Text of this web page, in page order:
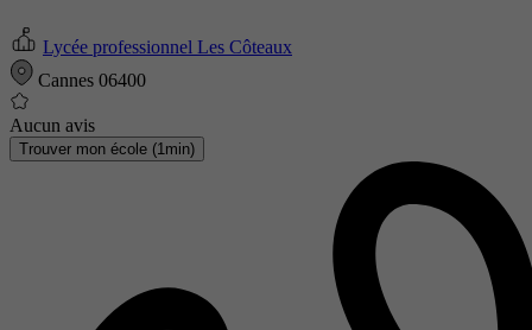
Lycée professionnel Les Côteaux
Cannes 06400
Aucun avis
Trouver mon école (1min)